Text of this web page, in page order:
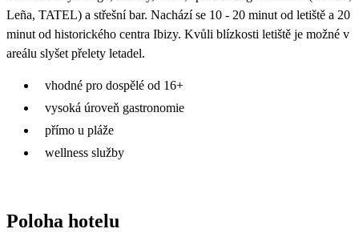
Leña, TATEL) a střešní bar. Nachází se 10 - 20 minut od letiště a 20
minut od historického centra Ibizy. Kvůli blízkosti letiště je možné v
areálu slyšet přelety letadel.
vhodné pro dospělé od 16+
vysoká úroveň gastronomie
přímo u pláže
wellness služby
Poloha hotelu